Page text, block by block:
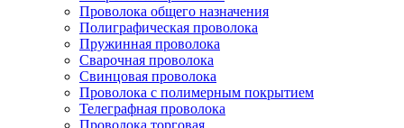
Проволока общего назначения
Полиграфическая проволока
Пружинная проволока
Сварочная проволока
Свинцовая проволока
Проволока с полимерным покрытием
Телеграфная проволока
Проволока торговая